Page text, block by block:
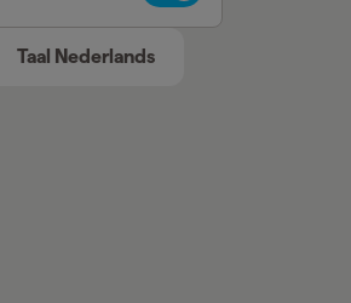
Taal Nederlands